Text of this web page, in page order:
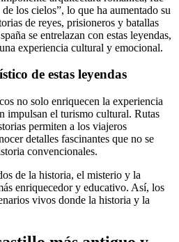
los cielos”, lo que ha aumentado su
de reyes, prisioneros y batallas
se entrelazan con estas leyendas,
experiencia cultural y emocional.
de estas leyendas
no solo enriquecen la experiencia
impulsan el turismo cultural. Rutas
permiten a los viajeros
detalles fascinantes que no se
convencionales.
de la historia, el misterio y la
enriquecedor y educativo. Así, los
vivos donde la historia y la